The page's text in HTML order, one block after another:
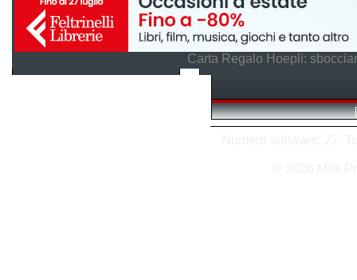
Carta Regalo Hoepli:
[